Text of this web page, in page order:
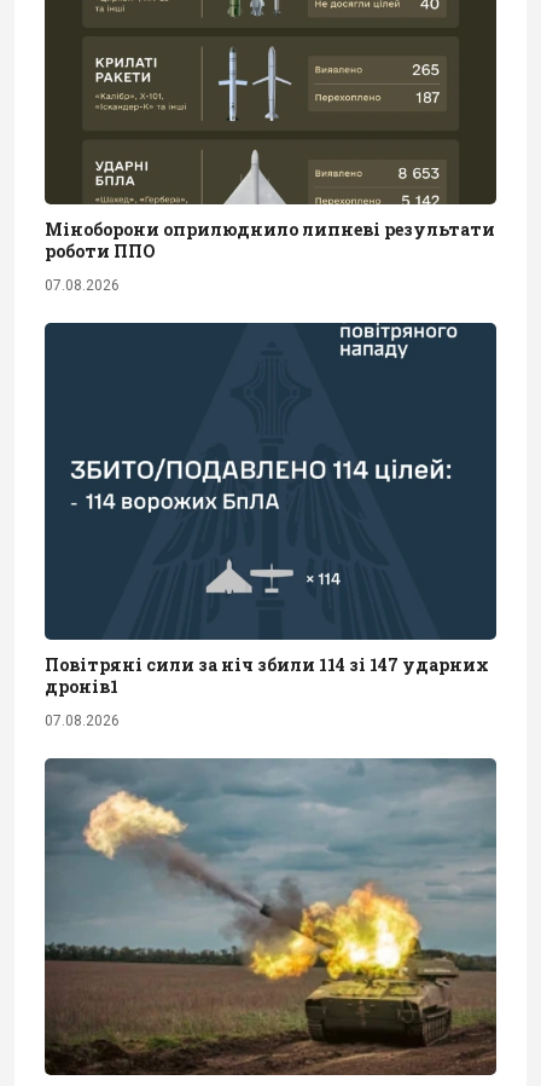
Міноборони оприлюднило липневі результати
роботи ППО
07.08.2026
Повітряні сили за ніч збили 114 зі 147 ударних
дронів1
07.08.2026